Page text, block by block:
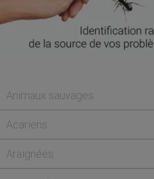
Animaux sauvages
Acariens
Araignées